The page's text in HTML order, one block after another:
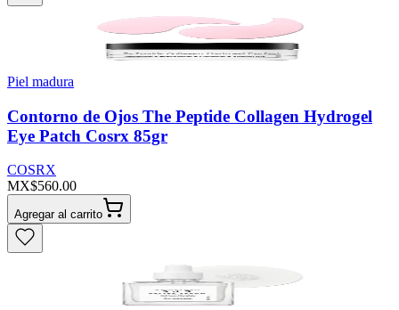
Piel madura
Contorno de Ojos The Peptide Collagen Hydrogel
Eye Patch Cosrx 85gr
COSRX
MX$560.00
Agregar al carrito